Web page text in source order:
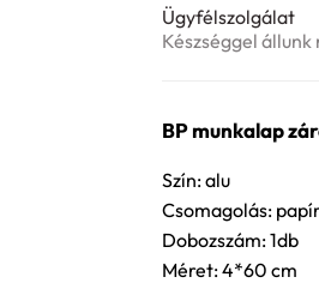
Ügyfélszolgálat
Készséggel
BP munkalap
Szín: alu
Csomagolás:
Dobozszám: 1db
Méret: 4*60 cm